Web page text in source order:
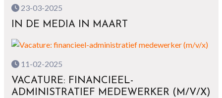
23-03-2025
IN DE MEDIA IN MAART
11-02-2025
VACATURE: FINANCIEEL-
ADMINISTRATIEF MEDEWERKER (M/V/X)